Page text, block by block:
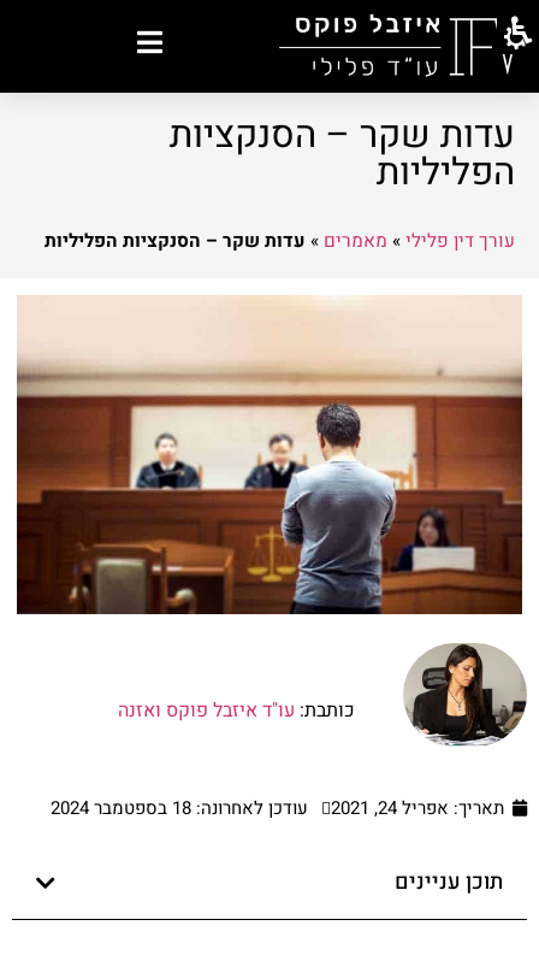
עדות שקר – הסנקציות
הפליליות
עורך דין פלילי» מאמרים » עדות שקר – הסנקציות הפליליות
כותבת: עו"ד איזבל פוקס ואזנה
תאריך: אפריל 24, 2021 עודכן לאחרונה: 18 בספטמבר 2024
תוכן עניינים